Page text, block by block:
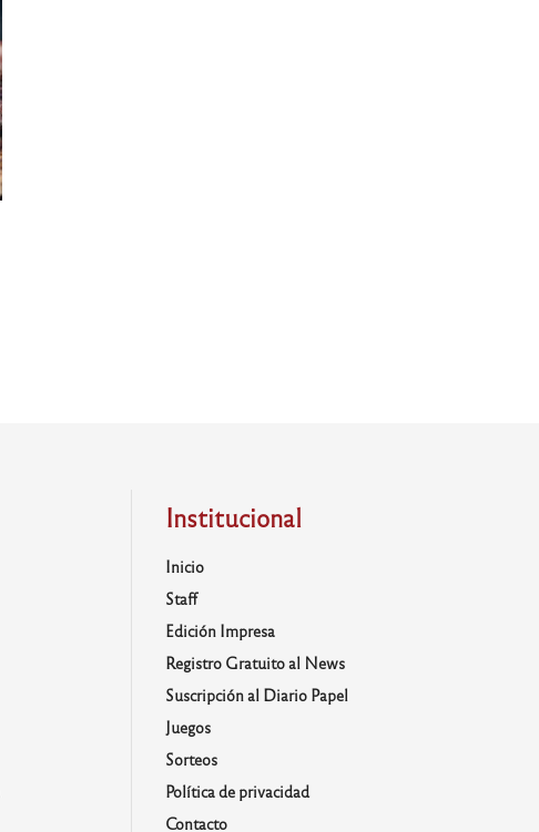
Institucional
Inicio
Staff
Edición Impresa
Registro Gratuito al News
Suscripción al Diario Papel
Juegos
Sorteos
Política de privacidad
Contacto